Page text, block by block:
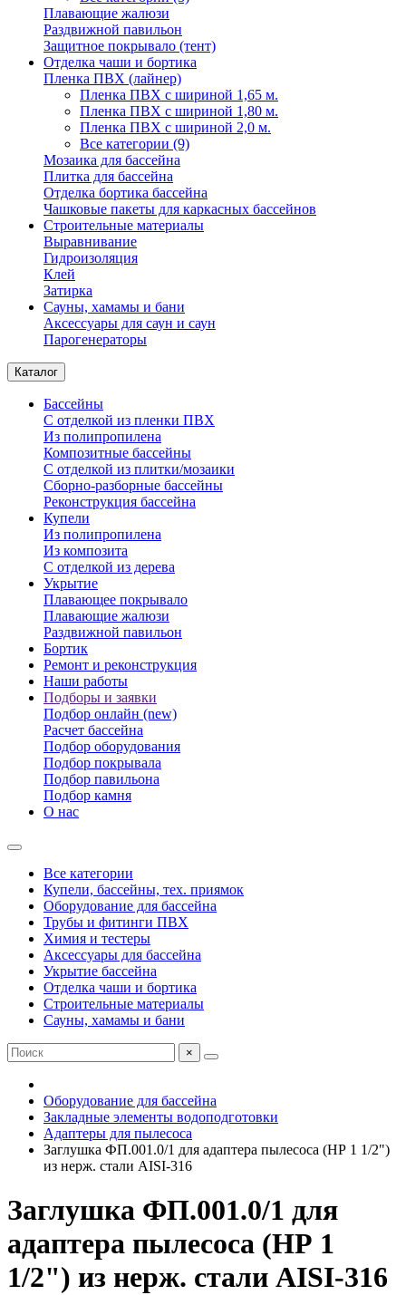
Плавающие жалюзи
Раздвижной павильон
Защитное покрывало (тент)
Отделка чаши и бортика
Пленка ПВХ (лайнер)
Пленка ПВХ с шириной 1,65 м.
Пленка ПВХ с шириной 1,80 м.
Пленка ПВХ с шириной 2,0 м.
Все категории (9)
Мозаика для бассейна
Плитка для бассейна
Отделка бортика бассейна
Чашковые пакеты для каркасных бассейнов
Строительные материалы
Выравнивание
Гидроизоляция
Клей
Затирка
Сауны, хамамы и бани
Аксессуары для саун и саун
Парогенераторы
Каталог
Бассейны
С отделкой из пленки ПВХ
Из полипропилена
Композитные бассейны
С отделкой из плитки/мозаики
Сборно-разборные бассейны
Реконструкция бассейна
Купели
Из полипропилена
Из композита
С отделкой из дерева
Укрытие
Плавающее покрывало
Плавающие жалюзи
Раздвижной павильон
Бортик
Ремонт и реконструкция
Наши работы
Подборы и заявки
Подбор онлайн (new)
Расчет бассейна
Подбор оборудования
Подбор покрывала
Подбор павильона
Подбор камня
О нас
Все категории
Купели, бассейны, тех. приямок
Оборудование для бассейна
Трубы и фитинги ПВХ
Химия и тестеры
Аксессуары для бассейна
Укрытие бассейна
Отделка чаши и бортика
Строительные материалы
Сауны, хамамы и бани
×
Оборудование для бассейна
Закладные элементы водоподготовки
Адаптеры для пылесоса
Заглушка ФП.001.0/1 для адаптера пылесоса (НР 1 1/2")
из нерж. стали AISI-316
Заглушка ФП.001.0/1 для
адаптера пылесоса (НР 1
1/2") из нерж. стали AISI-316